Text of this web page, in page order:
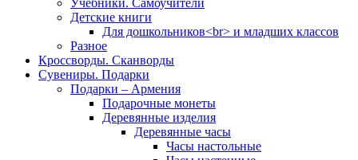
Учебники. Самоучители
Детские книги
Для дошкольников<br> и младших классов
Разное
Кроссворды. Сканворды
Сувениры. Подарки
Подарки – Армения
Подарочные монеты
Деревянные изделия
Деревянные часы
Часы настольные